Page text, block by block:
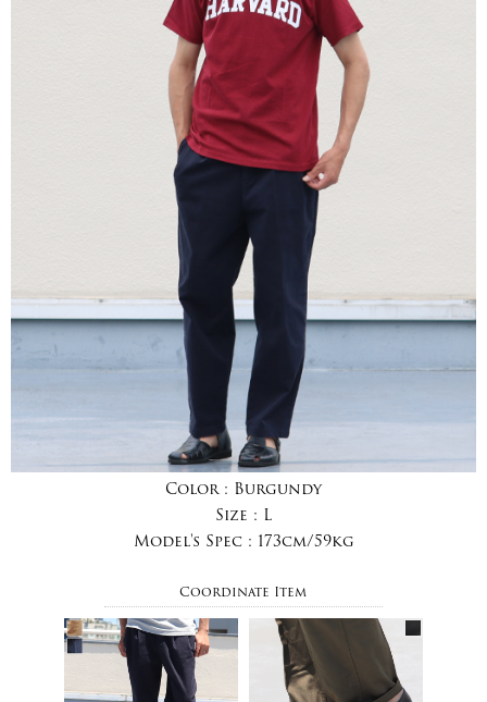
Color : Burgundy
Size : L
Model's Spec : 173cm/59kg
Coordinate Item